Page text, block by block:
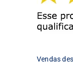
Vendas